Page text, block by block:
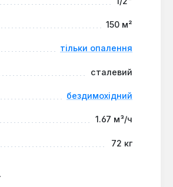
150 м²
тільки опалення
сталевий
бездимохідний
1.67 м³/ч
72 кг